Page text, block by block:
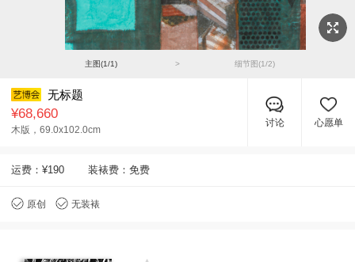
主图(1/1) > 细节图(1/2)
无标题
¥68,660
木版， 69.0x102.0cm
讨论 心愿单
运费： ¥190 装裱费：免费
原创 无装裱